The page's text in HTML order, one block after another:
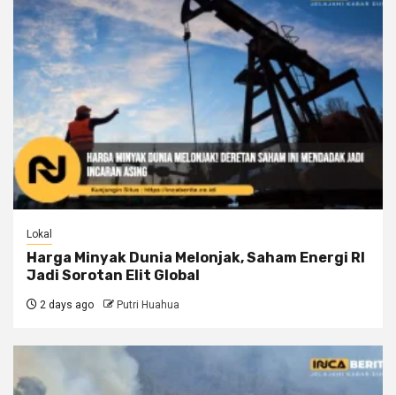
Lokal
Harga Minyak Dunia Melonjak, Saham Energi RI
Jadi Sorotan Elit Global
2 days ago Putri Huahua